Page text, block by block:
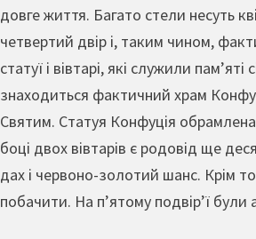
довге життя. Багато стели несуть
четвертий двір і, таким чином,
статуї і вівтарі, які служили
знаходиться фактичний храм
Святим. Статуя Конфуція
боці двох вівтарів є родовід ще
дах і червоно-золотий шанс. Крім
побачити. На п’ятому подвір’ї були